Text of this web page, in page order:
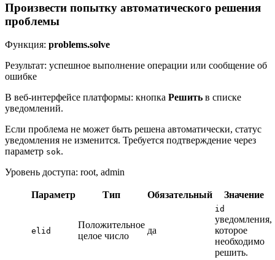
Произвести попытку автоматического решения
проблемы
Функция: problems.solve
Результат: успешное выполнение операции или сообщение об
ошибке
В веб-интерфейсе платформы: кнопка Решить в списке
уведомлений.
Если проблема не может быть решена автоматически, статус
уведомления не изменится. Требуется подтверждение через
параметр sok.
Уровень доступа: root, admin
Параметр Тип Обязательный Значение
elid
Положительное
целое число
да
id
уведомления,
которое
необходимо
решить.